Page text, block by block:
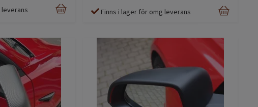
Finns i lager för omg leverans